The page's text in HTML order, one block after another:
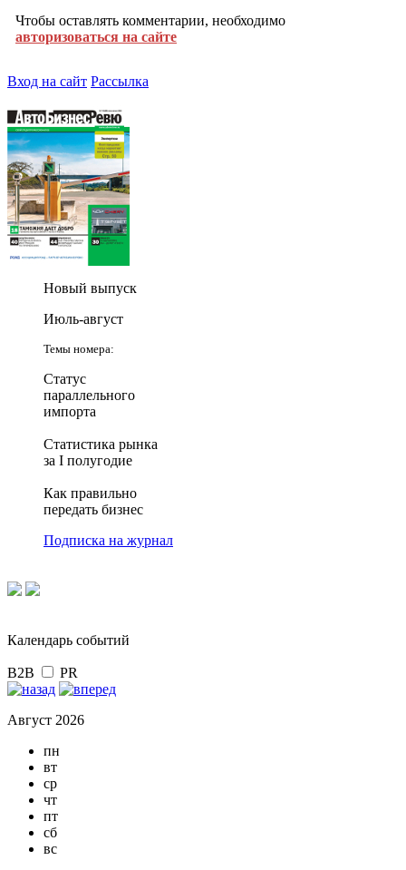
Чтобы оставлять комментарии, необходимо
авторизоваться на сайте
Вход на сайт Рассылка
Новый выпуск
Июль-август
Темы номера:
Статус
параллельного
импорта
Статистика рынка
за I полугодие
Как правильно
передать бизнес
Подписка на журнал
Календарь событий
B2B PR
Август 2026
пн
вт
ср
чт
пт
сб
вс